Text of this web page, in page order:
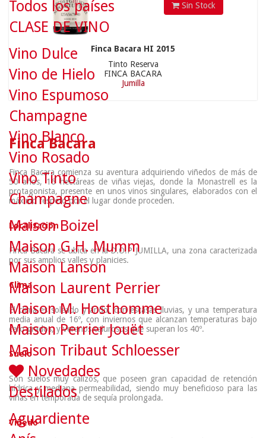
Sin Stock
Finca Bacara HI 2015
Tinto Reserva
FINCA BACARA
Jumilla
Finca Bacara
Finca Bacara comienza su aventura adquiriendo viñedos de más de
50 años, 16 hectáreas de viñas viejas, donde la Monastrell es la
protagonista, presente en unos vinos singulares, elaborados con el
máximo respeto por el lugar donde proceden.
Localización
Finca Bacara se ubica en la D.O.P JUMILLA, una zona caracterizada
por sus amplios valles y planicies.
Clima
El clima es soleado y árido, con escasas lluvias, y una temperatura
media anual de 16º, con inviernos que alcanzan temperaturas bajo
cero grados, y veranos calurosos que superan los 40º.
Suelo
Son suelos muy calizos, que poseen gran capacidad de retención
hídrica y mediana permeabilidad, siendo muy beneficioso para las
viñas en temporada de sequía prolongada.
Viñedo
Todos los países
CLASE DE VINO
Vino Dulce
Vino de Hielo
Vino Espumoso
Champagne
Vino Blanco
Vino Rosado
Vino Tinto
Champagne
Maison Boizel
Maison G.H. Mumm
Maison Lanson
Maison Laurent Perrier
Maison M. Hosthomme
Maison Perrier Jouët
Maison Tribaut Schloesser
Novedades
Destilados
Aguardiente